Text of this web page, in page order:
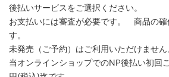
後払いサービスをご選択ください。
お支払いには審査が必要です。 商品の確
す。
未発売（ご予約）はご利用いただけません
当オンラインショップでのNP後払い初回